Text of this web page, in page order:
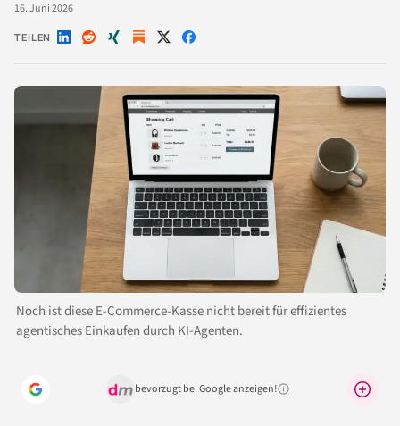
16. Juni 2026
TEILEN Auf Auf Auf Auf Auf
Noch ist diese E-Commerce-Kasse nicht bereit für effizientes
agentisches Einkaufen durch KI-Agenten.
bevorzugt bei Google anzeigen!Warum lohnt sich das?